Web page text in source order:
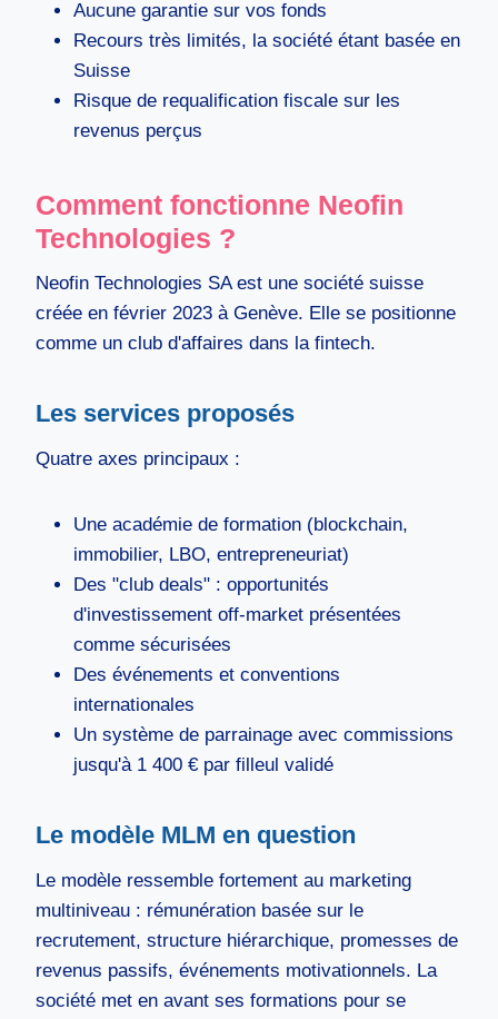
Aucune garantie sur vos fonds
Recours très limités, la société étant basée en
Suisse
Risque de requalification fiscale sur les
revenus perçus
Comment fonctionne Neofin
Technologies ?
Neofin Technologies SA est une société suisse
créée en février 2023 à Genève. Elle se positionne
comme un club d'affaires dans la fintech.
Les services proposés
Quatre axes principaux :
Une académie de formation (blockchain,
immobilier, LBO, entrepreneuriat)
Des "club deals" : opportunités
d'investissement off-market présentées
comme sécurisées
Des événements et conventions
internationales
Un système de parrainage avec commissions
jusqu'à 1 400 € par filleul validé
Le modèle MLM en question
Le modèle ressemble fortement au marketing
multiniveau : rémunération basée sur le
recrutement, structure hiérarchique, promesses de
revenus passifs, événements motivationnels. La
société met en avant ses formations pour se